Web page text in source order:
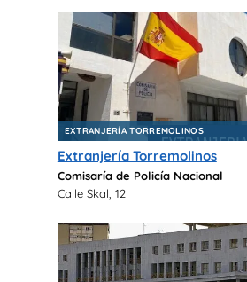
EXTRANJERÍA TORREMOLINOS
Extranjería Torremolinos
Comisaría de Policía Nacional
Calle Skal, 12